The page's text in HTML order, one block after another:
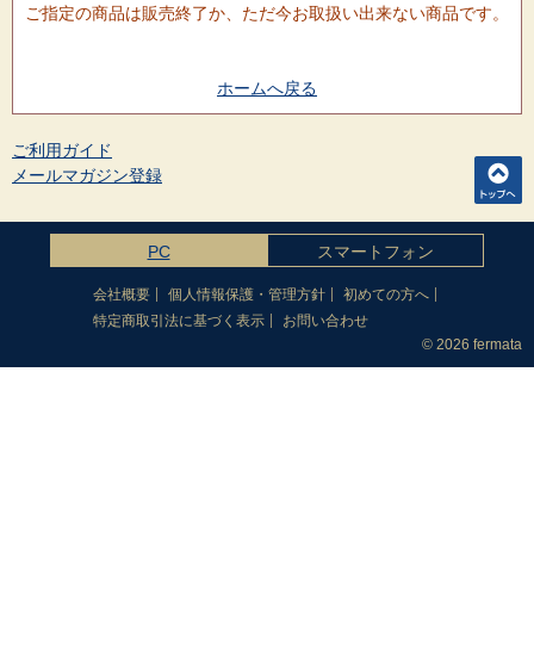
ご指定の商品は販売終了か、ただ今お取扱い出来ない商品です。
ホームへ戻る
スマートフォン
PC
ご利用ガイド
メールマガジン登録
会社概要 個人情報保護・管理方針
初めての方へ
特定商取引法に基づく表示
お問い合わせ
© 2026 fermata